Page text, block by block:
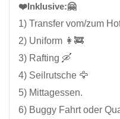
❤️Inklusive:🤗
1) Transfer vom/zum
2) Uniform 👩‍🚒
3) Rafting 🛶
4) Seilrutsche 🦅
5) Mittagessen.
6) Buggy Fahrt oder